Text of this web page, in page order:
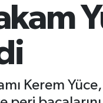
Kerem